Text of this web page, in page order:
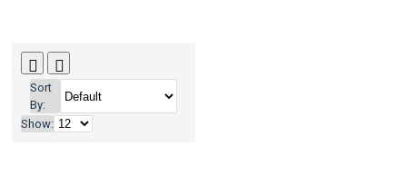
ப.மருதநாயகம்
(Pa.Marudhanaayakam)
சத்யா (Balu Sathya)
பிரபு பாலா
பிரையன் டிரேசி (Brian Dracy)
மணா (Manaa)
Sort
By:
Show: